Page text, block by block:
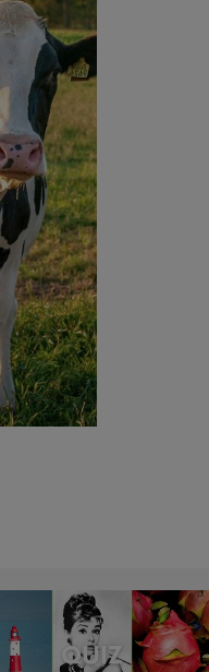
pomiar reklam i treści,